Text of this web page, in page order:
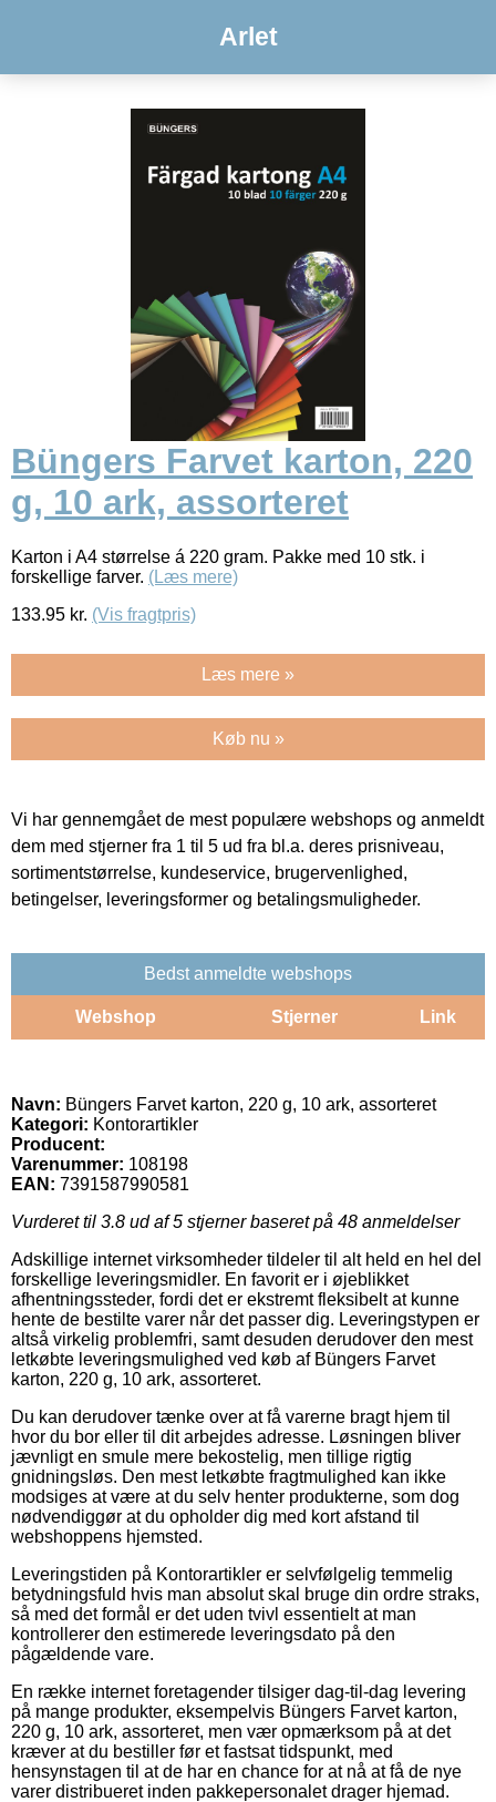
Arlet
Büngers Farvet karton, 220
g, 10 ark, assorteret
Karton i A4 størrelse á 220 gram. Pakke med 10 stk. i
forskellige farver. (Læs mere)
133.95 kr. (Vis fragtpris)
Læs mere »
Køb nu »
Vi har gennemgået de mest populære webshops og anmeldt
dem med stjerner fra 1 til 5 ud fra bl.a. deres prisniveau,
sortimentstørrelse, kundeservice, brugervenlighed,
betingelser, leveringsformer og betalingsmuligheder.
Bedst anmeldte webshops
Webshop Stjerner Link
Navn: Büngers Farvet karton, 220 g, 10 ark, assorteret
Kategori: Kontorartikler
Producent:
Varenummer: 108198
EAN: 7391587990581
Vurderet til 3.8 ud af 5 stjerner baseret på 48 anmeldelser
Adskillige internet virksomheder tildeler til alt held en hel del
forskellige leveringsmidler. En favorit er i øjeblikket
afhentningssteder, fordi det er ekstremt fleksibelt at kunne
hente de bestilte varer når det passer dig. Leveringstypen er
altså virkelig problemfri, samt desuden derudover den mest
letkøbte leveringsmulighed ved køb af Büngers Farvet
karton, 220 g, 10 ark, assorteret.
Du kan derudover tænke over at få varerne bragt hjem til
hvor du bor eller til dit arbejdes adresse. Løsningen bliver
jævnligt en smule mere bekostelig, men tillige rigtig
gnidningsløs. Den mest letkøbte fragtmulighed kan ikke
modsiges at være at du selv henter produkterne, som dog
nødvendiggør at du opholder dig med kort afstand til
webshoppens hjemsted.
Leveringstiden på Kontorartikler er selvfølgelig temmelig
betydningsfuld hvis man absolut skal bruge din ordre straks,
så med det formål er det uden tvivl essentielt at man
kontrollerer den estimerede leveringsdato på den
pågældende vare.
En række internet foretagender tilsiger dag-til-dag levering
på mange produkter, eksempelvis Büngers Farvet karton,
220 g, 10 ark, assorteret, men vær opmærksom på at det
kræver at du bestiller før et fastsat tidspunkt, med
hensynstagen til at de har en chance for at nå at få de nye
varer distribueret inden pakkepersonalet drager hjemad.